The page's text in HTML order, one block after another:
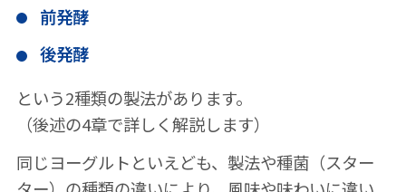
前発酵
後発酵
という2種類の製法があります。
（後述の4章で詳しく解説します）
同じヨーグルトといえども、製法や種菌（スター